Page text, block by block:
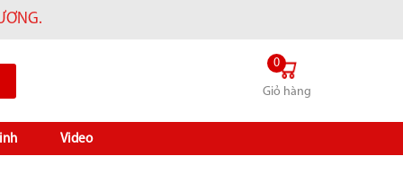
0
Giỏ hàng
Video